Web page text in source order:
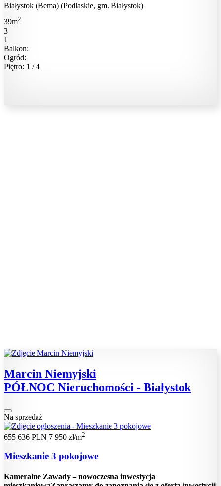
Białystok (Bema) (Podlaskie, gm. Białystok)
39m2
3
1
Balkon:
Ogród:
Piętro: 1 / 4
Marcin Niemyjski
PÓŁNOC Nieruchomości - Białystok
Na sprzedaż
655 636 PLN 7 950 zł/m2
Mieszkanie 3 pokojowe
Kameralne Zawady – nowoczesna inwestycja